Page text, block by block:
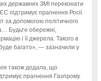
державних ЗМІ переконати
підтримує прагнення Росії
за допомогою політичного
Будьте обережні,
і її джерела. Такого в
багато», — зазначили у
також додала, що
прагнення Газпрому